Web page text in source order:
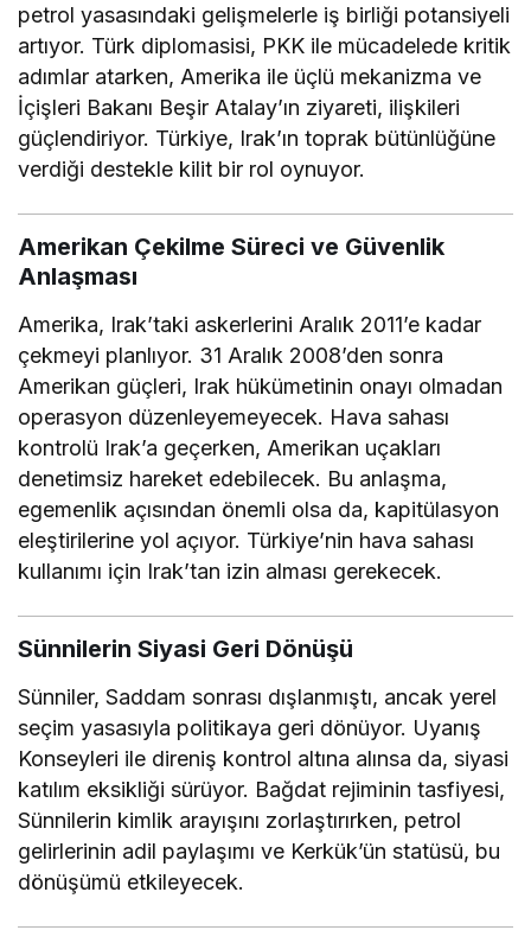
petrol yasasındaki gelişmelerle iş birliği potansiyeli
artıyor. Türk diplomasisi, PKK ile mücadelede kritik
adımlar atarken, Amerika ile üçlü mekanizma ve
İçişleri Bakanı Beşir Atalay’ın ziyareti, ilişkileri
güçlendiriyor. Türkiye, Irak’ın toprak bütünlüğüne
verdiği destekle kilit bir rol oynuyor.
Amerikan Çekilme Süreci ve Güvenlik
Anlaşması
Amerika, Irak’taki askerlerini Aralık 2011’e kadar
çekmeyi planlıyor. 31 Aralık 2008’den sonra
Amerikan güçleri, Irak hükümetinin onayı olmadan
operasyon düzenleyemeyecek. Hava sahası
kontrolü Irak’a geçerken, Amerikan uçakları
denetimsiz hareket edebilecek. Bu anlaşma,
egemenlik açısından önemli olsa da, kapitülasyon
eleştirilerine yol açıyor. Türkiye’nin hava sahası
kullanımı için Irak’tan izin alması gerekecek.
Sünnilerin Siyasi Geri Dönüşü
Sünniler, Saddam sonrası dışlanmıştı, ancak yerel
seçim yasasıyla politikaya geri dönüyor. Uyanış
Konseyleri ile direniş kontrol altına alınsa da, siyasi
katılım eksikliği sürüyor. Bağdat rejiminin tasfiyesi,
Sünnilerin kimlik arayışını zorlaştırırken, petrol
gelirlerinin adil paylaşımı ve Kerkük’ün statüsü, bu
dönüşümü etkileyecek.